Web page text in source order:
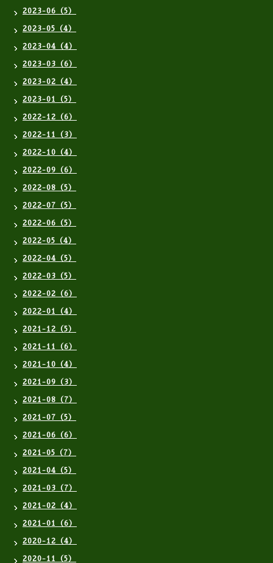
2023-06（5）
2023-05（4）
2023-04（4）
2023-03（6）
2023-02（4）
2023-01（5）
2022-12（6）
2022-11（3）
2022-10（4）
2022-09（6）
2022-08（5）
2022-07（5）
2022-06（5）
2022-05（4）
2022-04（5）
2022-03（5）
2022-02（6）
2022-01（4）
2021-12（5）
2021-11（6）
2021-10（4）
2021-09（3）
2021-08（7）
2021-07（5）
2021-06（6）
2021-05（7）
2021-04（5）
2021-03（7）
2021-02（4）
2021-01（6）
2020-12（4）
2020-11（5）